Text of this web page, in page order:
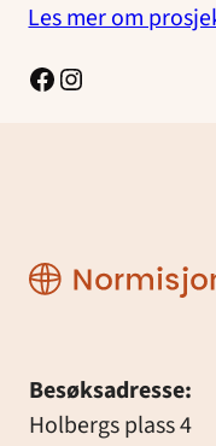
Les mer om
Facebook
Instagram
Normisjon
Besøksadresse:
Holbergs plass 4